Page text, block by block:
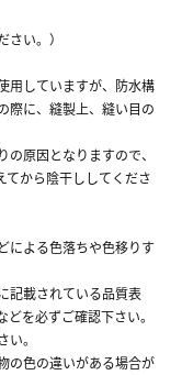
い。）
用していますが、防水構
際に、縫製上、縫い目の
原因となりますので、
てから陰干ししてくださ
による色落ちや色移りす
記載されている品質表
を必ずご確認下さい。
。
の色の違いがある場合が